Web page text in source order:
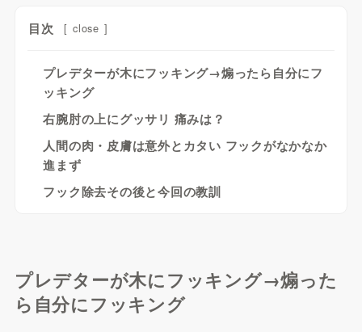
目次 [ close ]
プレデターが木にフッキング→煽ったら自分にフ
ッキング
右腕肘の上にグッサリ 痛みは？
人間の肉・皮膚は意外とカタい フックがなかなか
進まず
フック除去その後と今回の教訓
プレデターが木にフッキング→煽った
ら自分にフッキング